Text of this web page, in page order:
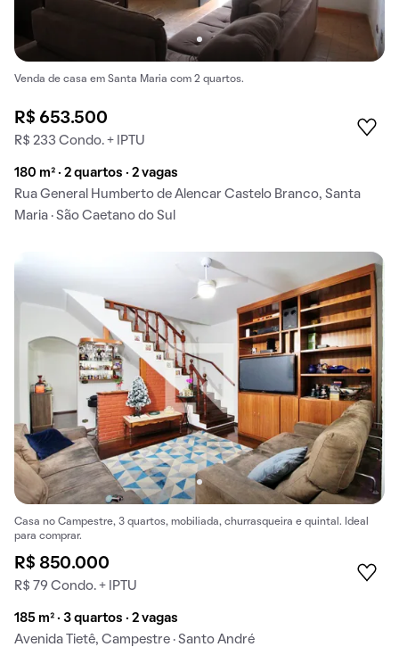
Venda de casa em Santa Maria com 2 quartos.
R$ 653.500
R$ 233 Condo. + IPTU
180 m² · 2 quartos · 2 vagas
Rua General Humberto de Alencar Castelo Branco, Santa
Maria · São Caetano do Sul
Casa no Campestre, 3 quartos, mobiliada, churrasqueira e quintal. Ideal
para comprar.
R$ 850.000
R$ 79 Condo. + IPTU
185 m² · 3 quartos · 2 vagas
Avenida Tietê, Campestre · Santo André